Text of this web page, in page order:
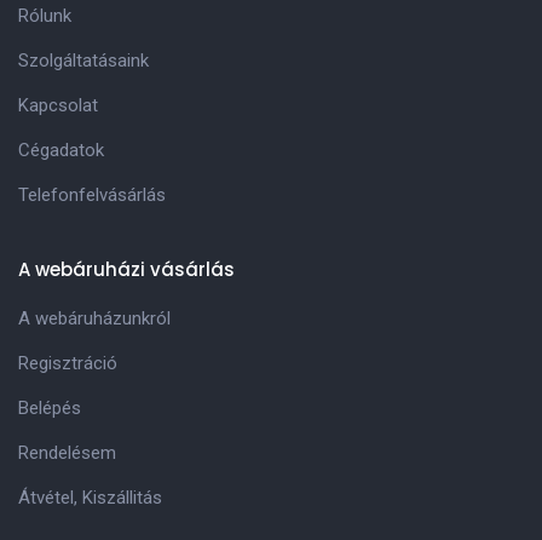
Rólunk
Szolgáltatásaink
Kapcsolat
Cégadatok
Telefonfelvásárlás
A webáruházi vásárlás
A webáruházunkról
Regisztráció
Belépés
Rendelésem
Átvétel, Kiszállitás